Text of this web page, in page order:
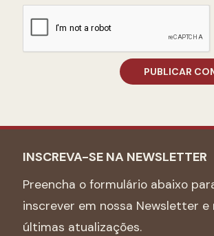
INSCREVA-SE NA NEWSLETTER
Preencha o formulário abaixo
inscrever em nossa Newsletter e
últimas atualizações.